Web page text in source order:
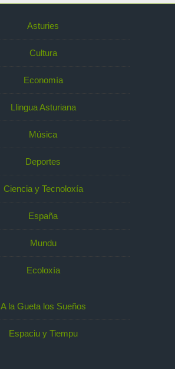
Asturies
Cultura
Economía
Llingua Asturiana
Música
Deportes
Ciencia y Tecnoloxía
España
Mundu
Ecoloxía
A la Gueta los Sueños
Espaciu y Tiempu